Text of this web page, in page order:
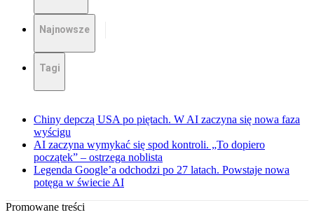
Najnowsze
Tagi
Chiny depczą USA po piętach. W AI zaczyna się nowa faza
wyścigu
AI zaczyna wymykać się spod kontroli. „To dopiero
początek” – ostrzega noblista
Legenda Google’a odchodzi po 27 latach. Powstaje nowa
potęga w świecie AI
Promowane treści